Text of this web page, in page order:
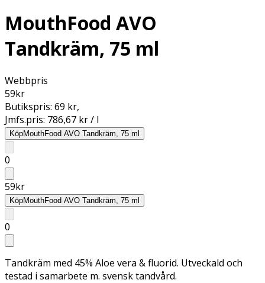
MouthFood AVO
Tandkräm, 75 ml
Webbpris
59kr
Butikspris: 69 kr,
Jmfs.pris: 786,67 kr / l
KöpMouthFood AVO Tandkräm, 75 ml
0
59kr
KöpMouthFood AVO Tandkräm, 75 ml
0
Tandkräm med 45% Aloe vera & fluorid. Utveckald och
testad i samarbete m. svensk tandvård.